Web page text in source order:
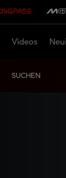
Videos
SUCHEN